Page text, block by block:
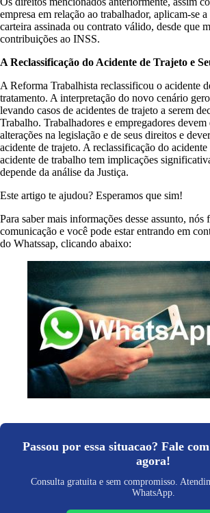
empresa em relação ao trabalhador, aplicam-se
carteira assinada ou contrato válido, desde que
contribuições ao INSS.
A Reclassificação do Acidente de Trajeto e
A Reforma Trabalhista reclassificou o acidente
tratamento. A interpretação do novo cenário
levando casos de acidentes de trajeto a serem
Trabalho. Trabalhadores e empregadores devem
alterações na legislação e de seus direitos e
acidente de trajeto. A reclassificação do
acidente de trabalho tem implicações
depende da análise da Justiça.
Este artigo te ajudou? Esperamos que sim!
Para saber mais informações desse assunto, nós
comunicação e você pode estar entrando em
do Whatssap, clicando abaixo:
Passou por essa situacao? Fale
agora!
Consulta gratuita e sem compromisso.
WhatsApp.